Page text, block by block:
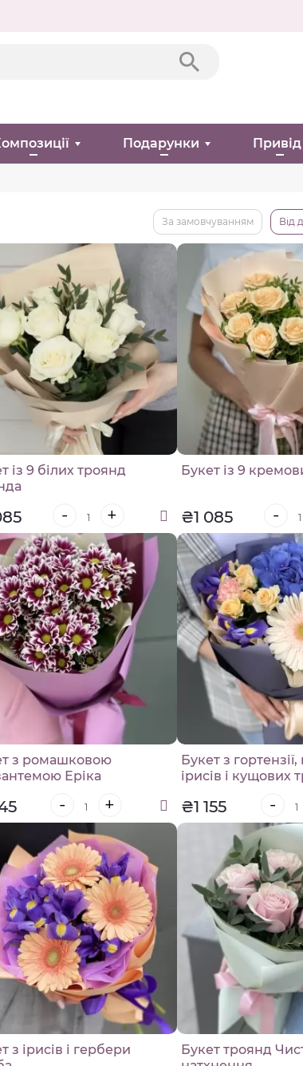
Подарунки Привід
За замовчуванням Від
із 9 білих троянд
- +
Букет із 9
₴1 085 -
з ромашковою
Еріка
- +
Букет з
ірисів і кущових
₴1 155 -
з ірисів і гербери
Букет троянд